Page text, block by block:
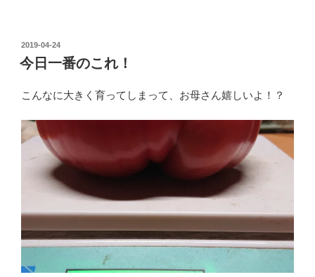
投
稿
日:
2019-04-24
今日一番のこれ！
こんなに大きく育ってしまって、お母さん嬉しいよ！？